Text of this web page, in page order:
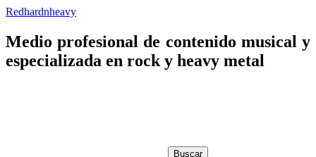
Redhardnheavy
Medio profesional de contenido musical y
especializada en rock y heavy metal